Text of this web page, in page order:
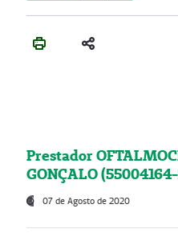
Prestador
GONÇALO
07 de Agosto de 2020